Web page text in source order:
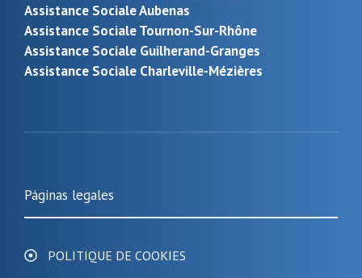
Assistance Sociale Aubenas
Assistance Sociale Tournon-Sur-Rhône
Assistance Sociale Guilherand-Granges
Assistance Sociale Charleville-Mézières
Páginas legales
POLITIQUE DE COOKIES